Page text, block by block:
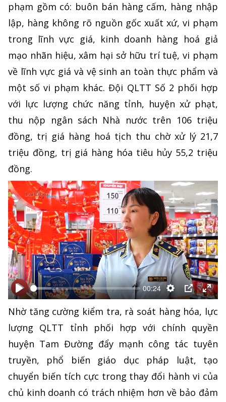
phạm gồm có: buôn bán hàng cấm, hàng nhập
lập, hàng không rõ nguồn gốc xuất xứ, vi phạm
trong lĩnh vực giá, kinh doanh hàng hoá giả
mạo nhãn hiệu, xâm hại sở hữu trí tuệ, vi phạm
về lĩnh vực giá và vệ sinh an toàn thực phẩm và
một số vi phạm khác. Đội QLTT Số 2 phối hợp
với lực lượng chức năng tỉnh, huyện xử phạt,
thu nộp ngân sách Nhà nước trên 106 triệu
đồng, trị giá hàng hoá tịch thu chờ xử lý 21,7
triệu đồng, trị giá hàng hóa tiêu hủy 55,2 triệu
đồng.
Bắt
đầu
00:24
Thiết
lập
PIP
Bắt
đầu
Nhờ tăng cường kiểm tra, rà soát hàng hóa, lực
lượng QLTT tỉnh phối hợp với chính quyền
huyện Tam Đường đẩy mạnh công tác tuyên
truyền, phổ biến giáo dục pháp luật, tạo
chuyển biến tích cực trong thay đổi hành vi của
chủ kinh doanh có trách nhiệm hơn về bảo đảm